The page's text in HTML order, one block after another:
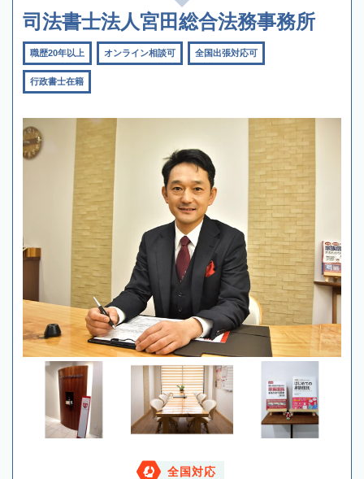
司法書士法人宮田総合法務事務所
職歴20年以上 オンライン相談可 全国出張対応可
行政書士在籍
全国対応